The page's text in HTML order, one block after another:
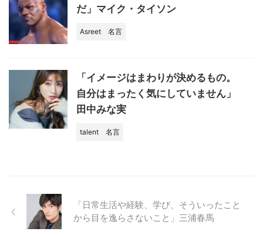
だ」マイク・タイソン
Asreet 名言
「イメージはまわりが決めるもの。
自分はまったく気にしていません」
田中みな実
talent 名言
「日常生活や経験、学び、そういったこと
から目を逸らさないこと」三浦春馬